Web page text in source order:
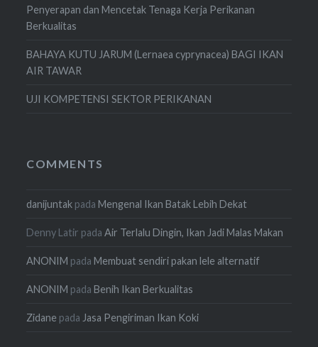
Penyerapan dan Mencetak Tenaga Kerja Perikanan
Berkualitas
BAHAYA KUTU JARUM (Lernaea cyprynacea) BAGI IKAN
AIR TAWAR
UJI KOMPETENSI SEKTOR PERIKANAN
COMMENTS
danijuntak padaMengenal Ikan Batak Lebih Dekat
Denny Latir padaAir Terlalu Dingin, Ikan Jadi Malas Makan
ANONIM padaMembuat sendiri pakan lele alternatif
ANONIM padaBenih Ikan Berkualitas
Zidane padaJasa Pengiriman Ikan Koki